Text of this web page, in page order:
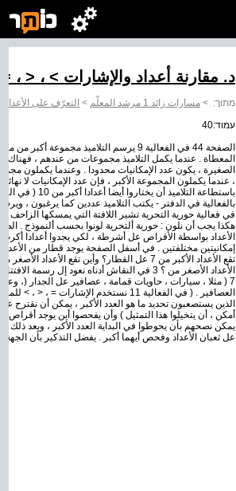
د. مقارنة أعداد والإشارات > ، < ، =
מתוך: > مسارات زائد 1 مرشد المعلّم > التعرّف على الأعداد
עמוד:40
الصفحة 44 في الفعالية 9 يرسم التلاميذ
المعطاة . عندما يكمل التلاميذ مجموعات من عندهم ، فهناك
الصغيرة ، يكون عدد الإمكانيات محدودا . وعندما يكملون
، عندما يكملون المجموعة الأكبر ، فإن عدد الإمكانيات لا
باستطاعة
بالفعالية في الدفتر - يكتب التلاميذ عددين كما يرغبون ،
في فعالية حورية التحرية تشير اللافتة التي يمسكها
الأعداد بواسطة الأقراص عل أشرطة ، لكي يجدوا أعدادا
إمكانيتين مختلفتين . في أسفل الصفحة يوجد قطار من
العصافير . ( في الفعالية 11 نستخدم
الذين يستصعبون تحديد ما هو العدد الأكبر ، يمكن أن نقترح
أمكن ، أن يتخيلوا هذا التمثيل ) وأن يفحصوا أين يوجد أقراص
يمكن نصحهم بأن يحوطوا في البداية العدد الأكبر ، وبعد ذلك
عل ثعبان الأعداد وفحص أيهما أكبر . يفضل التذكير بأن الجهة